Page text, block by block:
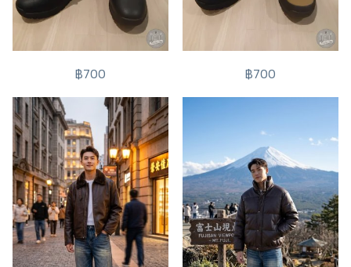
฿700 ฿700